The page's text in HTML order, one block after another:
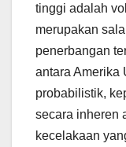
tinggi adalah
merupakan
penerbangan
antara Amerika
probabilistik,
secara inheren
kecelakaan